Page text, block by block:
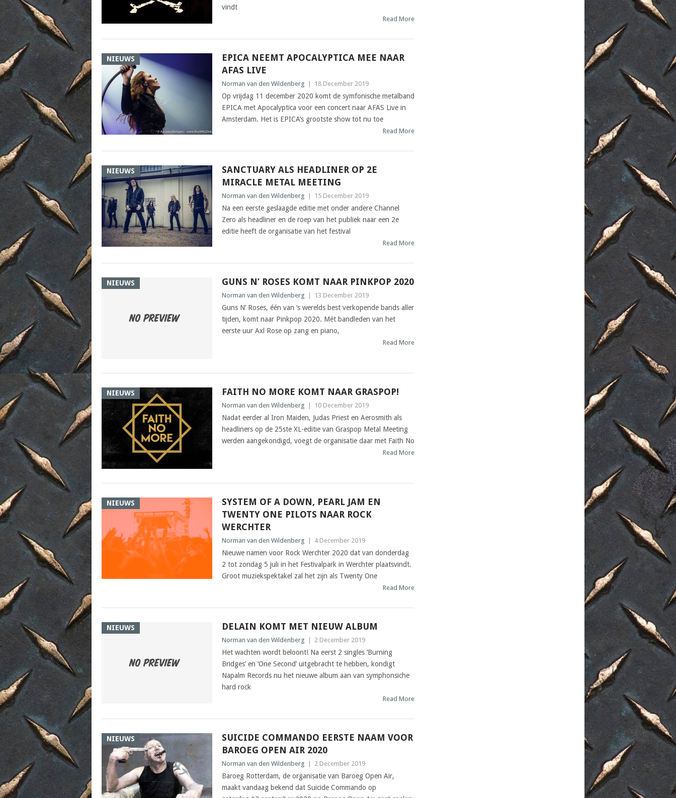
vindt
Read More
NIEUWS
EPICA NEEMT APOCALYPTICA MEE NAAR
AFAS LIVE
Norman van den Wildenberg 18 December 2019
Op vrijdag 11 december 2020 komt de symfonische metalband
EPICA met Apocalyptica voor een concert naar AFAS Live in
Amsterdam. Het is EPICA’s grootste show tot nu toe
Read More
NIEUWS
SANCTUARY ALS HEADLINER OP 2E
MIRACLE METAL MEETING
Norman van den Wildenberg 15 December 2019
Na een eerste geslaagde editie met onder andere Channel
Zero als headliner en de roep van het publiek naar een 2e
editie heeft de organisatie van het festival
Read More
NIEUWS GUNS N’ ROSES KOMT NAAR PINKPOP 2020
Norman van den Wildenberg 13 December 2019
Guns N’ Roses, één van ‘s werelds best verkopende bands aller
tijden, komt naar Pinkpop 2020. Mét bandleden van het
eerste uur Axl Rose op zang en piano,
Read More
NIEUWS FAITH NO MORE KOMT NAAR GRASPOP!
Norman van den Wildenberg 10 December 2019
Nadat eerder al Iron Maiden, Judas Priest en Aerosmith als
headliners op de 25ste XL-editie van Graspop Metal Meeting
werden aangekondigd, voegt de organisatie daar met Faith No
Read More
NIEUWS
SYSTEM OF A DOWN, PEARL JAM EN
TWENTY ONE PILOTS NAAR ROCK
WERCHTER
Norman van den Wildenberg 4 December 2019
Nieuwe namen voor Rock Werchter 2020 dat van donderdag
2 tot zondag 5 juli in het Festivalpark in Werchter plaatsvindt.
Groot muziekspektakel zal het zijn als Twenty One
Read More
NIEUWS DELAIN KOMT MET NIEUW ALBUM
Norman van den Wildenberg 2 December 2019
Het wachten wordt beloont! Na eerst 2 singles ‘Burning
Bridges’ en ‘One Second’ uitgebracht te hebben, kondigt
Napalm Records nu het nieuwe album aan van symphonsiche
hard rock
Read More
NIEUWS
SUICIDE COMMANDO EERSTE NAAM VOOR
BAROEG OPEN AIR 2020
Norman van den Wildenberg 2 December 2019
Baroeg Rotterdam, de organisatie van Baroeg Open Air,
maakt vandaag bekend dat Suicide Commando op